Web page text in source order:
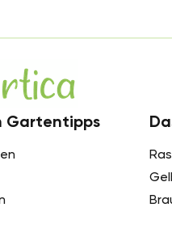
Gartentipps